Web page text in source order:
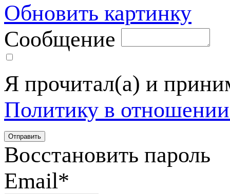
Обновить картинку
Сообщение
Я прочитал(а) и
Политику в
Восстановить пароль
Email*